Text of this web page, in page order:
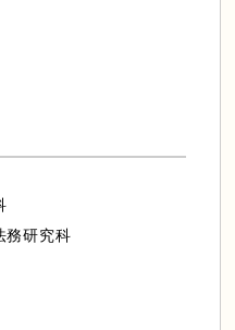
研究科